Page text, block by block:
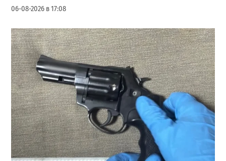
06-08-2026 в 17:08